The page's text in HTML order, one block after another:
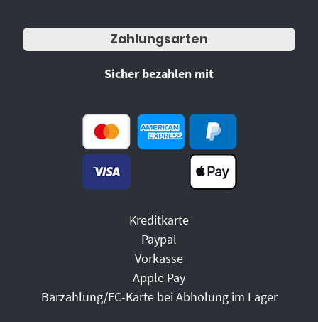
Zahlungsarten
Sicher bezahlen mit
Kreditkarte
Paypal
Vorkasse
Apple Pay
Barzahlung/EC-Karte bei Abholung im Lager